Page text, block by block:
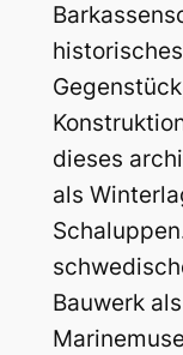
dieses
als
Bauwerk